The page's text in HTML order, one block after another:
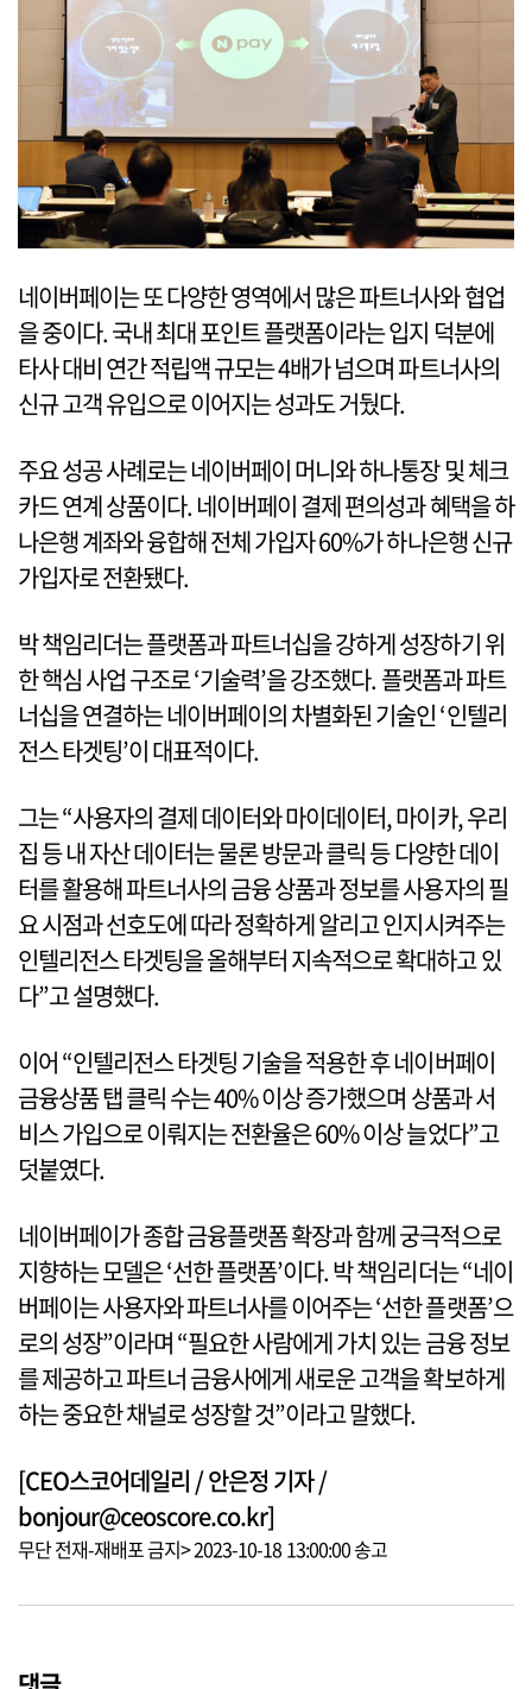
네이버페이는 또 다양한 영역에서 많은 파트너사와 협업
을 중이다. 국내 최대 포인트 플랫폼이라는 입지 덕분에
타사 대비 연간 적립액 규모는 4배가 넘으며 파트너사의
신규 고객 유입으로 이어지는 성과도 거뒀다.
주요 성공 사례로는 네이버페이 머니와 하나통장 및 체크
카드 연계 상품이다. 네이버페이 결제 편의성과 혜택을 하
나은행 계좌와 융합해 전체 가입자 60%가 하나은행 신규
가입자로 전환됐다.
박 책임리더는 플랫폼과 파트너십을 강하게 성장하기 위
한 핵심 사업 구조로 ‘기술력’을 강조했다. 플랫폼과 파트
너십을 연결하는 네이버페이의 차별화된 기술인 ‘인텔리
전스 타겟팅’이 대표적이다.
그는 “사용자의 결제 데이터와 마이데이터, 마이카, 우리
집 등 내 자산 데이터는 물론 방문과 클릭 등 다양한 데이
터를 활용해 파트너사의 금융 상품과 정보를 사용자의 필
요 시점과 선호도에 따라 정확하게 알리고 인지시켜주는
인텔리전스 타겟팅을 올해부터 지속적으로 확대하고 있
다”고 설명했다.
이어 “인텔리전스 타겟팅 기술을 적용한 후 네이버페이
금융상품 탭 클릭 수는 40% 이상 증가했으며 상품과 서
비스 가입으로 이뤄지는 전환율은 60% 이상 늘었다”고
덧붙였다.
네이버페이가 종합 금융플랫폼 확장과 함께 궁극적으로
지향하는 모델은 ‘선한 플랫폼’이다. 박 책임리더는 “네이
버페이는 사용자와 파트너사를 이어주는 ‘선한 플랫폼’으
로의 성장”이라며 “필요한 사람에게 가치 있는 금융 정보
를 제공하고 파트너 금융사에게 새로운 고객을 확보하게
하는 중요한 채널로 성장할 것”이라고 말했다.
[CEO스코어데일리 / 안은정 기자 /
bonjour@ceoscore.co.kr]
무단 전재-재배포 금지> 2023-10-18 13:00:00 송고